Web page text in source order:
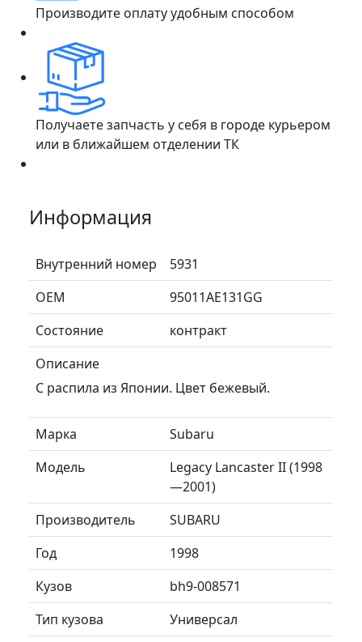
Производите оплату удобным способом
Получаете запчасть у себя в городе курьером
или в ближайшем отделении ТК
Информация
Внутренний номер
5931
ОЕМ
95011AE131GG
Состояние
контракт
Описание
С распила из Японии. Цвет бежевый.
Марка
Subaru
Модель
Legacy Lancaster II (1998
—2001)
Производитель
SUBARU
Год
1998
Кузов
bh9-008571
Тип кузова
Универсал